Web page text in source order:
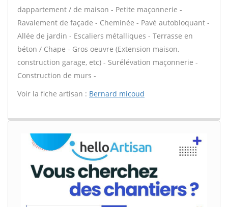
dappartement / de maison - Petite maçonnerie -
Ravalement de façade - Cheminée - Pavé autobloquant -
Allée de jardin - Escaliers métalliques - Terrasse en
béton / Chape - Gros oeuvre (Extension maison,
construction garage, etc) - Surélévation maçonnerie -
Construction de murs -
Voir la fiche artisan : Bernard micoud